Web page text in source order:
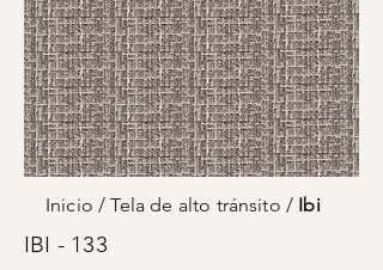
Inicio/Tela de alto tránsito / Ibi
IBI - 133